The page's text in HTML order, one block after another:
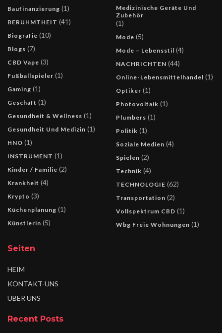
Baufinanzierung (1)
BERUHMTHEIT (41)
Biografie (10)
Blogs (7)
CBD Vape (3)
Fußballspieler (1)
Gaming (1)
Geschäft (1)
Gesundheit & Wellness (1)
Gesundheit Und Medizin (1)
HNO (1)
INSTRUMENT (1)
Kinder / Familie (2)
Krankheit (4)
Krypto (3)
Küchenplanung (1)
Künstlerin (5)
Medizinische Geräte Und
Zubehör
(1)
Mode (5)
Mode – Lebensstil (4)
NACHRICHTEN (44)
Online-Lebensmittelhandel (1)
Optiker (1)
Photovoltaik (1)
Plumbers (1)
Politik (1)
Soziale Medien (4)
Spielen (2)
Technik (4)
TECHNOLOGIE (62)
Transportation (2)
Vollspektrum CBD (1)
Wbg Freie Wohnungen (1)
Seiten
HEIM
KONTAKT-UNS
ÜBER UNS
Recent Posts